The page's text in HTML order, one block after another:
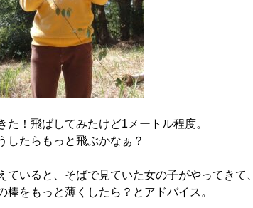
た！飛ばしてみたけど1メートル程度。
したらもっと飛ぶかなぁ？
ていると、そばで見ていた女の子がやってきて、
棒をもっと薄くしたら？とアドバイス。